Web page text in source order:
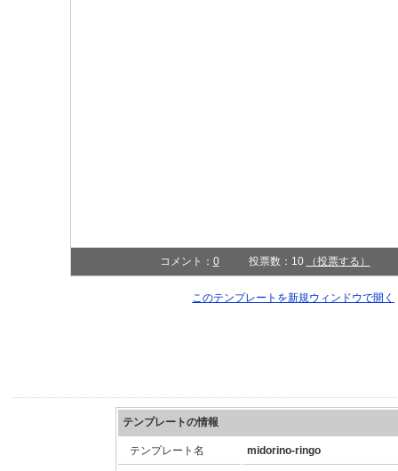
コメント： 0 投票数：10 （投票する）
このテンプレートを新規ウィンドウで開
テンプレートの情報
テンプレート名 midorino-ringo